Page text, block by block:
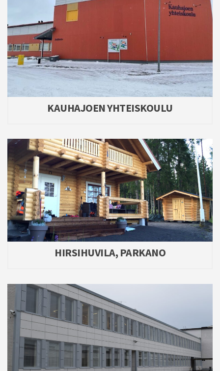
KAUHAJOEN YHTEISKOULU
HIRSIHUVILA, PARKANO